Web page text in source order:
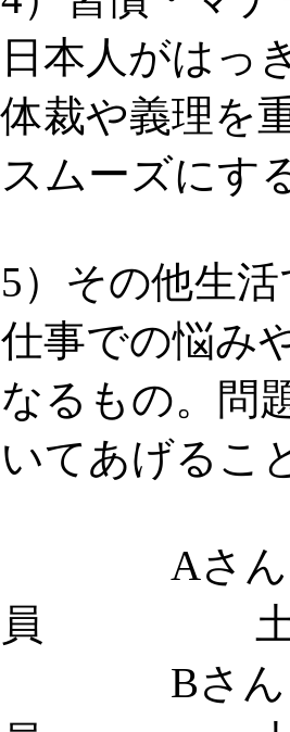
日本人がはっ
体裁や義理を
スムーズにす
5）その他生
仕事での悩み
なるもの。問
いてあげるこ
Aさん
員 土
Bさん